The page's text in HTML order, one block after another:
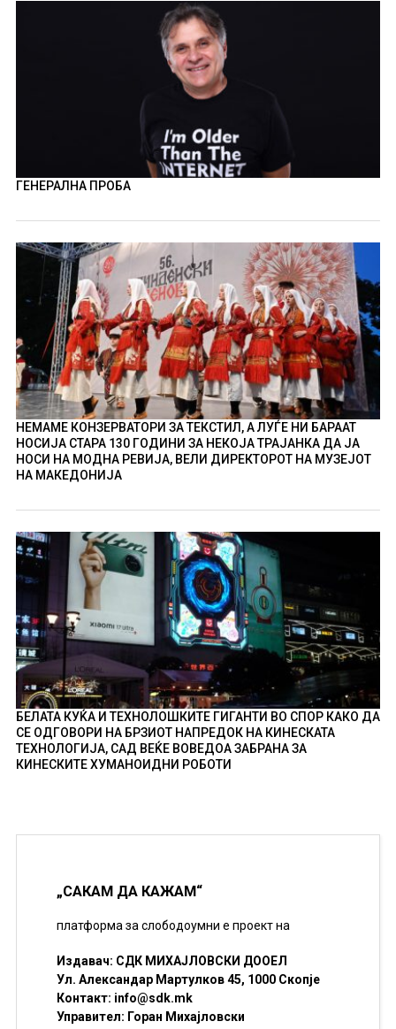
ГЕНЕРАЛНА ПРОБА
НЕМАМЕ КОНЗЕРВАТОРИ ЗА ТЕКСТИЛ, А ЛУЃЕ НИ БАРААТ
НОСИЈА СТАРА 130 ГОДИНИ ЗА НЕКОЈА ТРАЈАНКА ДА ЈА
НОСИ НА МОДНА РЕВИЈА, ВЕЛИ ДИРЕКТОРОТ НА МУЗЕЈОТ
НА МАКЕДОНИЈА
БЕЛАТА КУЌА И ТЕХНОЛОШКИТЕ ГИГАНТИ ВО СПОР КАКО ДА
СЕ ОДГОВОРИ НА БРЗИОТ НАПРЕДОК НА КИНЕСКАТА
ТЕХНОЛОГИЈА, САД ВЕЌЕ ВОВЕДОА ЗАБРАНА ЗА
КИНЕСКИТЕ ХУМАНОИДНИ РОБОТИ
„САКАМ ДА КАЖАМ“
платформа за слободоумни е проект на
Издавач: СДК МИХАЈЛОВСКИ ДООЕЛ
Ул. Александар Мартулков 45, 1000 Скопје
Контакт: info@sdk.mk
Управител: Горан Михајловски